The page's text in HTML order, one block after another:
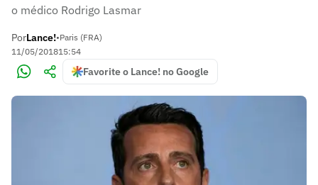
o médico Rodrigo Lasmar
PorLance!•Paris (FRA)
11/05/201815:54
Favorite o Lance! no Google